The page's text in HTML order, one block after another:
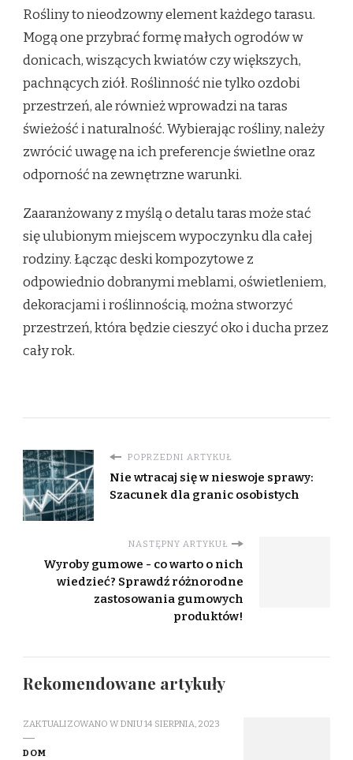
Rośliny to nieodzowny element każdego tarasu.
Mogą one przybrać formę małych ogrodów w
donicach, wiszących kwiatów czy większych,
pachnących ziół. Roślinność nie tylko ozdobi
przestrzeń, ale również wprowadzi na taras
świeżość i naturalność. Wybierając rośliny, należy
zwrócić uwagę na ich preferencje świetlne oraz
odporność na zewnętrzne warunki.
Zaaranżowany z myślą o detalu taras może stać
się ulubionym miejscem wypoczynku dla całej
rodziny. Łącząc deski kompozytowe z
odpowiednio dobranymi meblami, oświetleniem,
dekoracjami i roślinnością, można stworzyć
przestrzeń, która będzie cieszyć oko i ducha przez
cały rok.
POPRZEDNI ARTYKUŁ
Nie wtracaj się w nieswoje sprawy:
Szacunek dla granic osobistych
NASTĘPNY ARTYKUŁ
Wyroby gumowe - co warto o nich
wiedzieć? Sprawdź różnorodne
zastosowania gumowych
produktów!
Rekomendowane artykuły
ZAKTUALIZOWANO W DNIU14 SIERPNIA, 2023
DOM